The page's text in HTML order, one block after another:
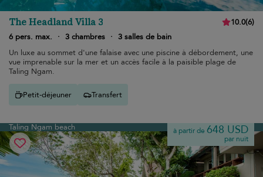
The Headland Villa 3 10.0(6)
6 pers. max.
· 3 chambres · 3 salles de bain
Un luxe au sommet d'une falaise avec une piscine à débordement, une
vue imprenable sur la mer et un accès facile à la paisible plage de
Taling Ngam.
Petit-déjeuner Transfert
Taling Ngam beach à partir de 648 USD
par nuit